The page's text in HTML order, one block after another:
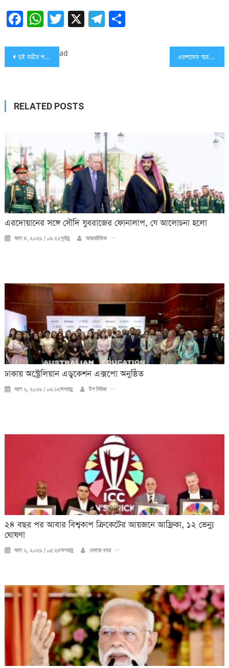
Facebook
WhatsApp
Twitter
X Telegram
Share
Post
দুই মন্ত্রীর শপথ শনিবার সন্ধ্যায় এরশাদের স্মরণে মঙ্গলবার থেকে শোক বই
ad
RELATED POSTS
এরদোয়ানের সঙ্গে সৌদি যুবরাজের ফোনালাপ, যে আলোচনা হলো
আগ ৪, ২০২৬ / ০৯:২২পূর্বাহ্ণ আন্তর্জাতিক
ঢাকায় অস্ট্রেলিয়ান এডুকেশন এক্সপো অনুষ্ঠিত
আগ ২, ২০২৬ / ০৬:১২অপরাহ্ণ টপ নিউজ
২৪ বছর পর আবার বিশ্বকাপ ক্রিকে‌টের আয়জনে আফ্রিকা, ১২ ভেন্যু
ঘোষণা
আগ ২, ২০২৬ / ০৫:২৪অপরাহ্ণ খেলার খবর